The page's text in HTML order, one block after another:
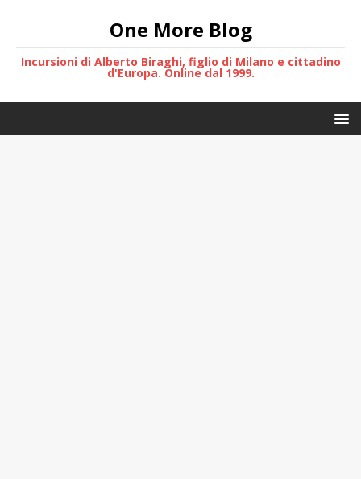
One More Blog
Incursioni di Alberto Biraghi, figlio di Milano e cittadino
d'Europa. Online dal 1999.